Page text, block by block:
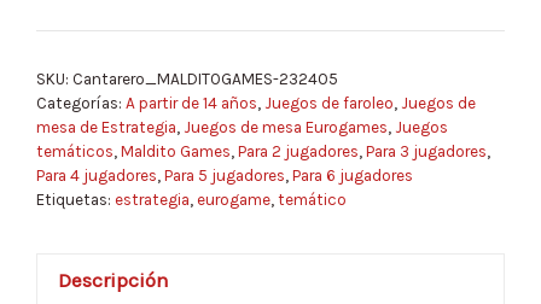
SKU: Cantarero_MALDITOGAMES-232405
Categorías: A partir de 14 años, Juegos de faroleo, Juegos de
mesa de Estrategia, Juegos de mesa Eurogames, Juegos
temáticos, Maldito Games, Para 2 jugadores, Para 3 jugadores,
Para 4 jugadores, Para 5 jugadores, Para 6 jugadores
Etiquetas: estrategia, eurogame, temático
Descripción